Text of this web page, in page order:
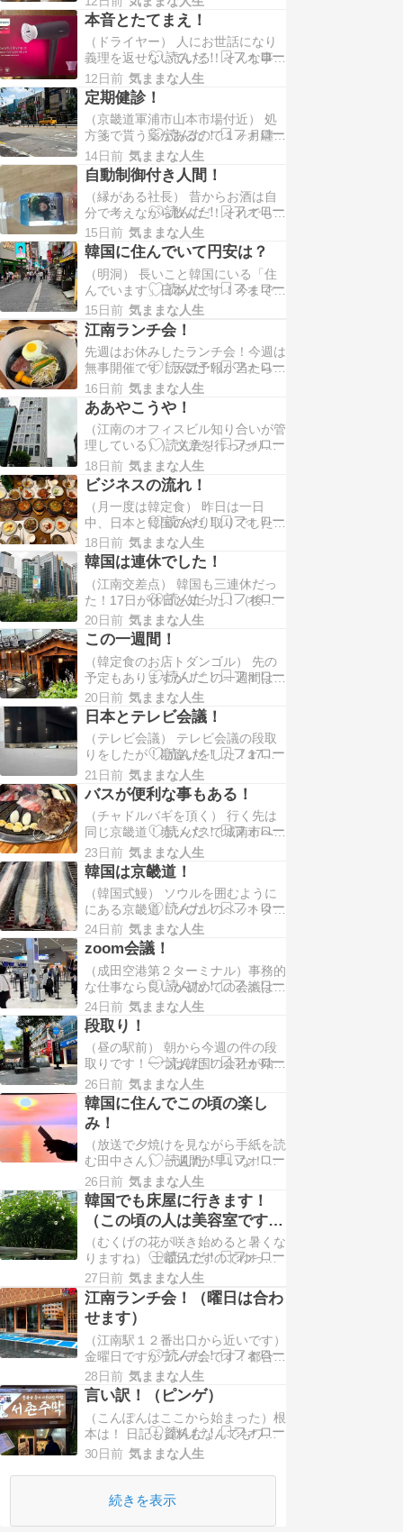
20年以上参加している！そこから
色々会も増え同年齢の会などが増え
今では数えきれないくらいの集まり
がある！...
本音とたてまえ！
（ドライヤー） 人にお世話になり
義理を返せないでいる！そんな事は
毎日どこかで自分の心を責めるので
すが！勿論相手には伝わらない！こ
こで誤解が生まれる！ 今義理を処
理するために段取りをしているので
もう解...
12日前 気ままな人生
定期健診！
（京畿道軍浦市山本市場付近） 処
方箋で貰う薬があるので１ヶ月纏め
て貰うようにしている！その為に行
く病院！先月に７月は丁度１年過ぎ
たから検査しますよと医者の言葉！
忘れているかなと思いとぼけている
私！血...
14日前 気ままな人生
自動制御付き人間！
（縁がある社長） 昔からお酒は自
分で考えながら飲んだ！それでも
時々飲みすぎたときは心が荒れたと
き！飲むのはウイスキーです！普通
の場合計算して飲んでたようです！
このごろはなんでも付き合うので
す!（焼酎...
15日前 気ままな人生
韓国に住んでいて円安は？
（明洞） 長いこと韓国にいる「住
んでいます」日本人です！今まで気
にしたことがない円安！２０００年
以降ｗでしか貰ったことはない！そ
の為交換する必要がない！その為気
にしないで生きてきた！ ところが
ある事...
15日前 気ままな人生
江南ランチ会！
先週はお休みしたランチ会！今週は
無事開催です！天気予報が当たらな
い不規則なこのごろ！濡れないで行
ける場所があります！ここのハンバ
ーグが美味しいので以前から行って
ましたが！今回は久しぶりです！そ
のハ...
16日前 気ままな人生
ああやこうや！
（江南のオフィスビル知り合いが管
理している）） 文章を行ったり來
たり！言葉も行ったり來たり！参考
書類も行ったり來たり！数えきれな
いくらい行った！ ここで私の欠陥
は相手が約束を守らなかったらどう
するか...
18日前 気ままな人生
ビジネスの流れ！
（月一度は韓定食） 昨日は一日
中、日本と韓国のやり取りでした！
詳しいことは抜きにして色々宿題は
あります！中間で役割を果たさない
と行けません！実はそれが私の一番
苦手なことです！ それを言われた
通りまじ...
18日前 気ままな人生
韓国は連休でした！
（江南交差点） 韓国も三連休だっ
た！17日が休日と知った！（後の
祭）まあ日本とテレビ会議が出来た
ので良かった！ 弁護士が事務所に
いる予定日だったのでうまく行っ
た！交通も連休となると朝の時間は
空いている...
20日前 気ままな人生
この一週間！
（韓定食のお店トダンゴル） 先の
予定もありますが！この一週間は何
かと仕事がありました！以前から少
し休みながら仕事をしていたのです
が！重なりました！zoom会議２
回！郊外の会社に２回！出張者と打
ち合わせ！...
20日前 気ままな人生
日本とテレビ会議！
（テレビ会議） テレビ会議の段取
りをしたが！勘違いをした！17日
は祭日でした！日本は平日なのでそ
の日で決めるようにした！代表と話
をしたとき私は休みだけど会議は出
ますというので気にしなかった！
（自分だけ...
21日前 気ままな人生
バスが便利な事もある！
（チャドルバギを頂く） 行く先は
同じ京畿道！赤いバスで城南市へ！
時間15分前に到着！のんびり会議
が始った！午前の遅い時間なのです
ぐ昼食の時間が來た！ お腹が空い
たら話も身につかないと言い訳をす
る!「冗談...
23日前 気ままな人生
韓国は京畿道！
（韓国式鰻） ソウルを囲むように
にある京畿道！ソウルのベットタウ
ンでもある！近いところもあるが時
間によっては遠い！そこで会議で
す！ 会議といっても夕方6時過ぎか
らなので簡単な話をしてあとは会
食！肉か鰻...
24日前 気ままな人生
zoom会議！
（成田空港第２ターミナル）事務的
な仕事なら良いが初めての会議は私
にはちょっともう一つかな！皆さん
はいかがですか！まあ構いませんが
すらすらと説明されて内容は分かり
ました！また弁護士とのやり取りな
どで...
24日前 気ままな人生
段取り！
（昼の駅前） 朝から今週の件の段
取りです！一つは韓国の会社が殆ん
どしてくれます！その間確認の話だ
け！ もう一つは日本のかたに対す
る対応の仕方を考える！考えてその
通りに行かないのが今までですが！
そして...
26日前 気ままな人生
韓国に住んでこの頃の楽し
み！
（放送で夕焼けを見ながら手紙を読
む田中さん） 一週間が早いな！こ
う言っていた！しかし何年たっても
同じことを言っている！特に日曜日
が早く感じた！良いか悪いかは分か
らない！ただこのごろは楽しみがあ
る！NH...
26日前 気ままな人生
韓国でも床屋に行きます！
（この頃の人は美容室ですか
ね）
（むくげの花が咲き始めると暑くな
りますね） 土曜日ですのでゆっく
りしていたら重要なLINEが繋がっ
た！相手の方も忙しいでしょうが連
絡が來た！来週zoom会議の約束が
とれた！（相手の希望）まずは安
心！ そこで...
27日前 気ままな人生
江南ランチ会！（曜日は合わ
せます）
（江南駅１２番出口から近いです）
金曜日ですがランチ会です！都合で
先週のランチ会の時決まりました！
ソウルはこのごろ梅雨のようです！
9番出口の出会いの広場で集合して
さて今日はどこに行きましょうと！
この...
28日前 気ままな人生
言い訳！（ピンゲ）
（こんぽんはここから始まった）根
本は！ 日記も資料もなんでもワー
ドが無いので韓国のpcで書いてい
る！自分が悪いのですが文字の変換
が教えてくれてブログに戻り見てみ
30日前 気ままな人生
続きを表示